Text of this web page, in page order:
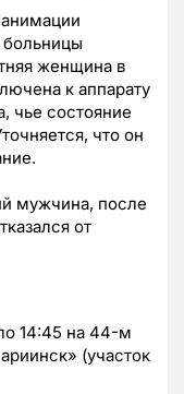
женщина в
к аппарату
чье состояние
что он
мужчина, после
от
14:45 на 44-м
(участок